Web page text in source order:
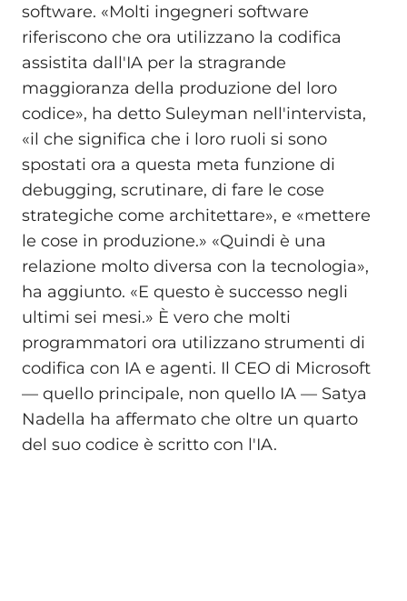
software. «Molti ingegneri software
riferiscono che ora utilizzano la codifica
assistita dall'IA per la stragrande
maggioranza della produzione del loro
codice», ha detto Suleyman nell'intervista,
«il che significa che i loro ruoli si sono
spostati ora a questa meta funzione di
debugging, scrutinare, di fare le cose
strategiche come architettare», e «mettere
le cose in produzione.» «Quindi è una
relazione molto diversa con la tecnologia»,
ha aggiunto. «E questo è successo negli
ultimi sei mesi.» È vero che molti
programmatori ora utilizzano strumenti di
codifica con IA e agenti. Il CEO di Microsoft
— quello principale, non quello IA — Satya
Nadella ha affermato che oltre un quarto
del suo codice è scritto con l'IA.